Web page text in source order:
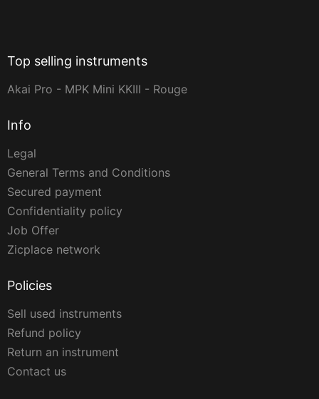
Top selling instruments
Akai Pro - MPK Mini KKIII - Rouge
Info
Legal
General Terms and Conditions
Secured payment
Confidentiality policy
Job Offer
Zicplace network
Policies
Sell used instruments
Refund policy
Return an instrument
Contact us